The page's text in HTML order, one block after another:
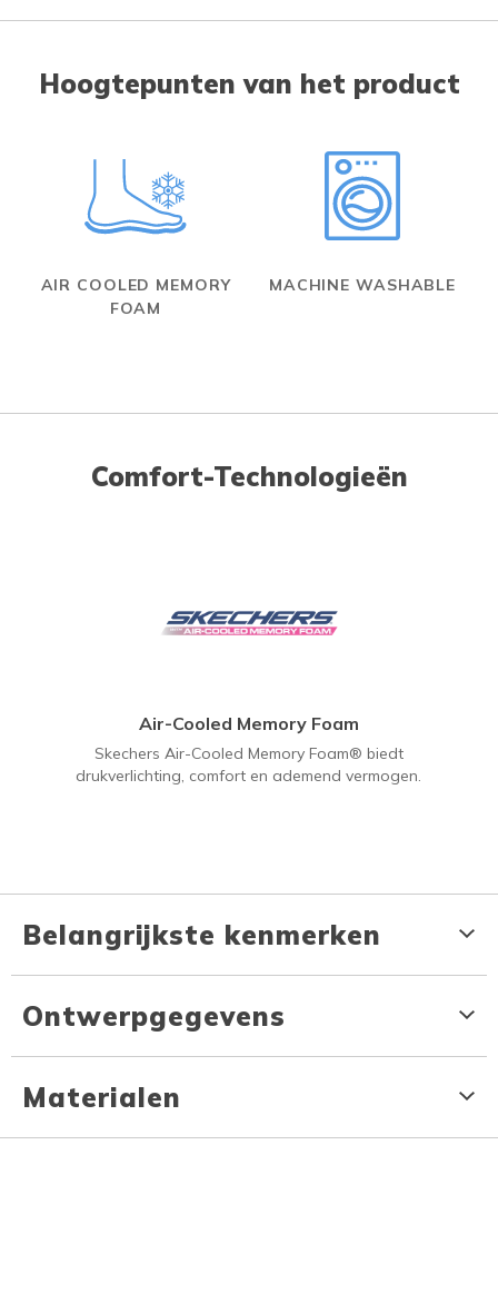
Hoogtepunten van het product
AIR COOLED MEMORY
FOAM
MACHINE WASHABLE
Comfort-Technologieën
Air-Cooled Memory Foam
Skechers Air-Cooled Memory Foam® biedt
drukverlichting, comfort en ademend vermogen.
Belangrijkste kenmerken
Ontwerpgegevens
Materialen